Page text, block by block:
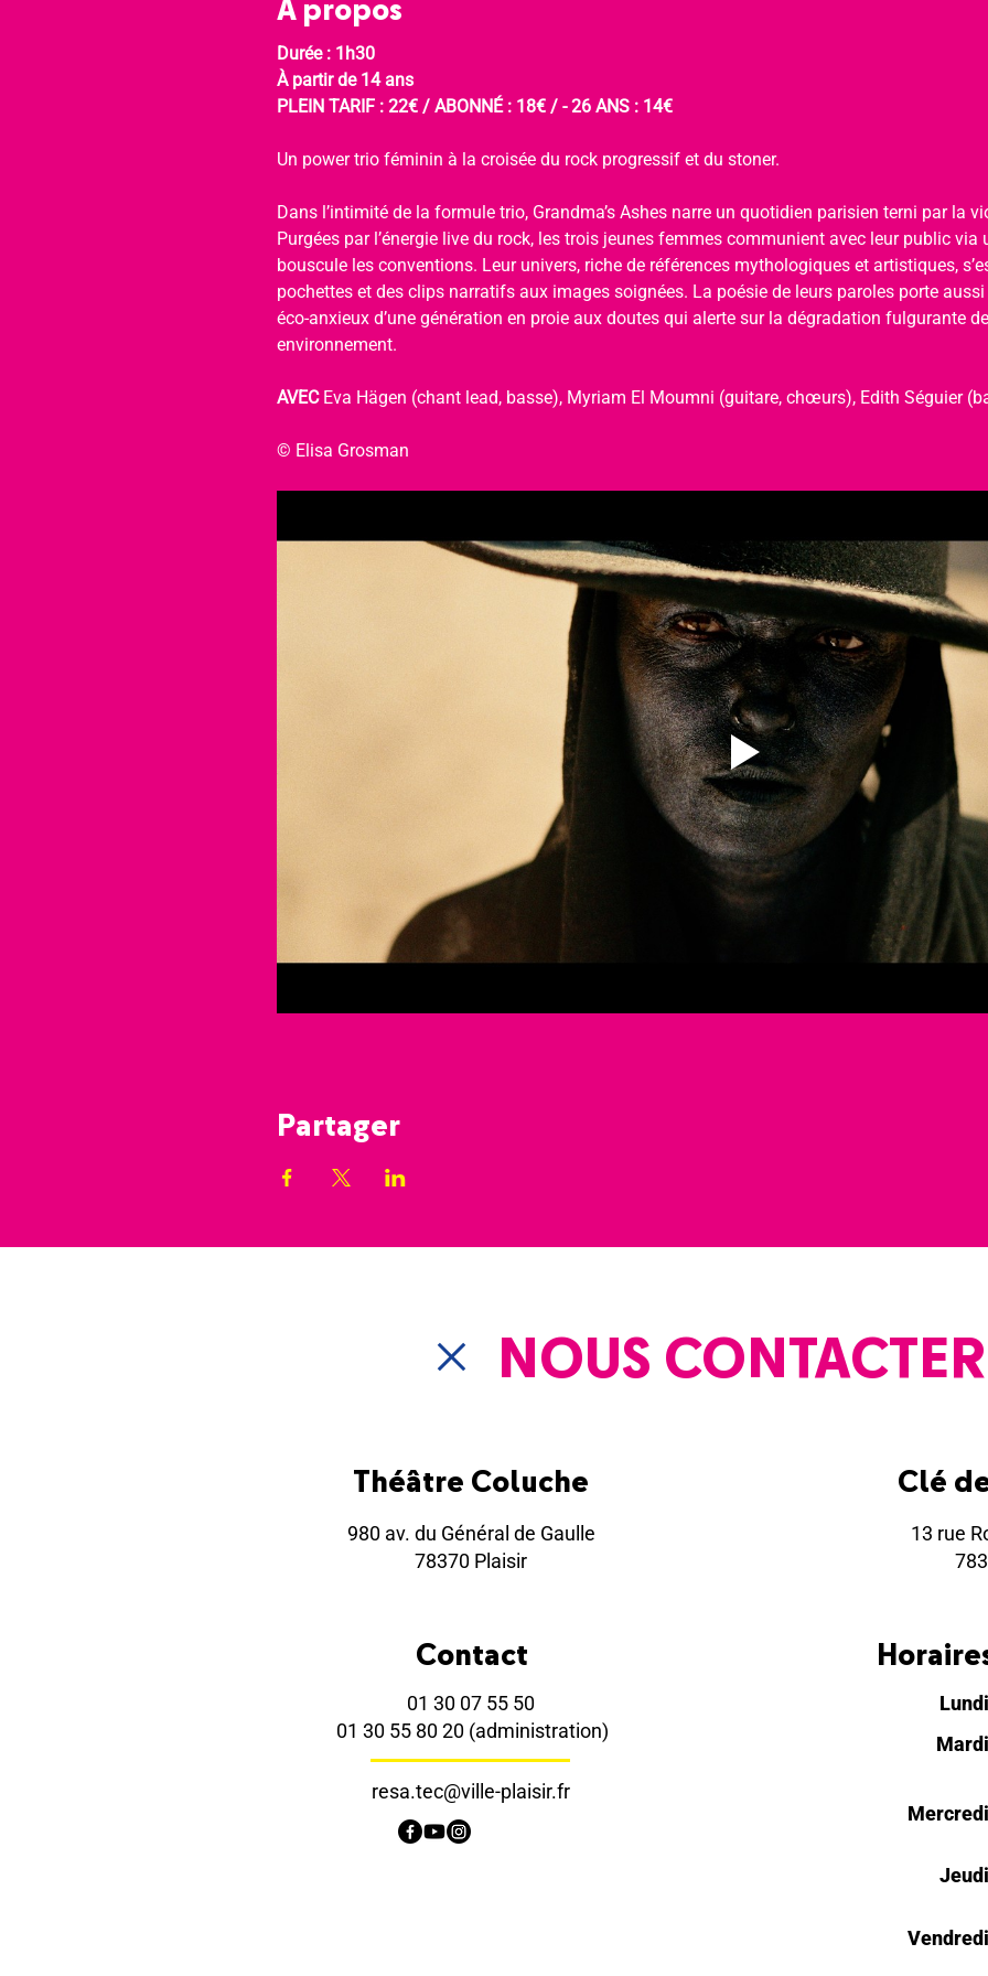
À propos
Durée : 1h30
À partir de 14 ans
PLEIN TARIF : 22€ / ABONNÉ : 18€ / - 26 ANS : 14€
Un power trio féminin à la croisée du rock progressif et du stoner.
Dans l’intimité de la formule trio, Grandma’s Ashes narre un quotidien parisien terni par la
Purgées par l’énergie live du rock, les trois jeunes femmes communient avec leur public
bouscule les conventions. Leur univers, riche de références mythologiques et artistiques,
pochettes et des clips narratifs aux images soignées. La poésie de leurs paroles porte
éco-anxieux d’une génération en proie aux doutes qui alerte sur la dégradation fulgurante
environnement.
AVEC Eva Hägen (chant lead, basse), Myriam El Moumni (guitare, chœurs), Edith Séguier
© Elisa Grosman
Partager
NOUS CONTACTER
Théâtre Coluche
980 av. du Général de Gaulle
78370 Plaisir
Clé
13 rue
Contact
01 30 07 55 50
01 30 55 80 20 (administration)
resa.tec@ville-plaisir.fr
Lundi
Mardi
Mercredi
Jeudi
Vendredi